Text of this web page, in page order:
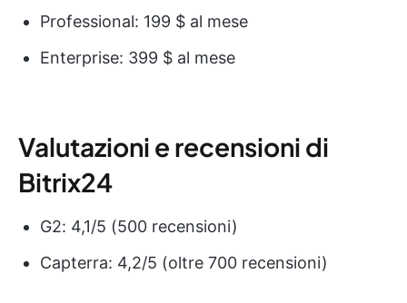
Professional: 199 $ al mese
Enterprise: 399 $ al mese
Valutazioni e recensioni di
Bitrix24
G2: 4,1/5 (500 recensioni)
Capterra: 4,2/5 (oltre 700 recensioni)